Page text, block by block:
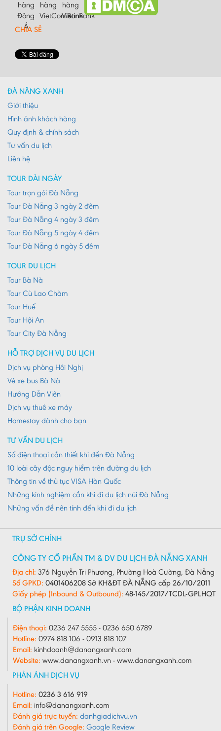
CHIA SẺ
ĐÀ NẴNG XANH
Giới thiệu
Hình ảnh khách hàng
Quy định & chính sách
Tư vấn du lịch
Liên hệ
TOUR DÀI NGÀY
Tour trọn gói Đà Nẵng
Tour Đà Nẵng 3 ngày 2 đêm
Tour Đà Nẵng 4 ngày 3 đêm
Tour Đà Nẵng 5 ngày 4 đêm
Tour Đà Nẵng 6 ngày 5 đêm
TOUR DU LỊCH
Tour Bà Nà
Tour Cù Lao Chàm
Tour Huế
Tour Hội An
Tour City Đà Nẵng
HỖ TRỢ DỊCH VỤ DU LỊCH
Dịch vụ phòng Hôi Nghị
Vé xe bus Bà Nà
Hướng Dẫn Viên
Dịch vụ thuê xe máy
Homestay dành cho bạn
TƯ VẤN DU LỊCH
Số điện thoại cần thiết khi đến Đà Nẵng
10 loài cây độc nguy hiểm trên đường du lịch
Thông tin về thủ tục VISA Hàn Quốc
Những kinh nghiệm cần khi đi du lịch núi Đà Nẵng
Những vấn đề nên tính đến khi đi du lịch
TRỤ SỞ CHÍNH
CÔNG TY CỔ PHẦN TM & DV DU LỊCH ĐÀ NẴNG XANH
Địa chỉ: 376 Nguyễn Tri Phương, Phường Hoà Cường, Đà Nẵng
Số GPKD: 0401406208 Sở KH&ĐT ĐÀ NẴNG cấp 26/10/2011
Giấy phép (Inbound & Outbound): 48-145/2017/TCDL-GPLHQT
BỘ PHẬN KINH DOANH
Điện thoại: 0236 247 5555 - 0236 650 6789
Hotline: 0974 818 106 - 0913 818 107
Email: kinhdoanh@danangxanh.com
Website: www.danangxanh.vn - www.danangxanh.com
PHẢN ÁNH DỊCH VỤ
Hotline: 0236 3 616 919
Email: info@danangxanh.com
Đánh giá trực tuyến: danhgiadichvu.vn
Đánh giá trên Google: Google Review